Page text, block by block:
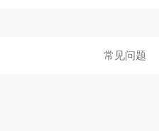
常见问题